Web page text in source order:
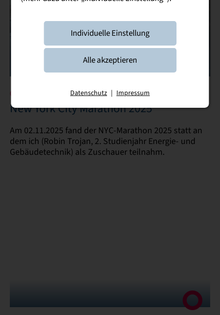
02. November 2025
New York City Marathon 2025
Am 02.11.2025 fand der NYC-Marathon 2025 statt an
dem ich (Robin Trojan, 2. Studienjahr Energie- und
Gebäudetechnik) als Zuschauer teilnahm.
Individuelle Einstellung
Alle akzeptieren
Datenschutz | Impressum